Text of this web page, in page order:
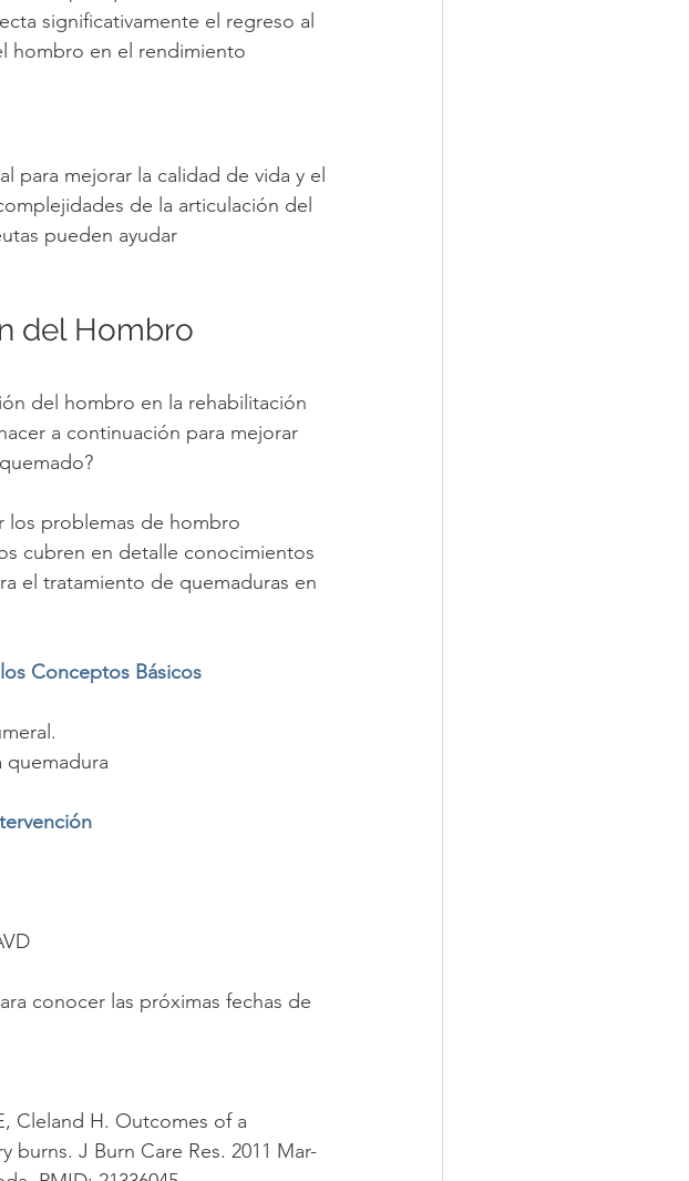
significativamente el regreso al
hombro en el rendimiento
para mejorar la calidad de vida y el
de la articulación del
pueden ayudar
del Hombro
del hombro en la rehabilitación
a continuación para mejorar
los problemas de hombro
cubren en detalle conocimientos
el tratamiento de quemaduras en
Conceptos Básicos
quemadura
conocer las próximas fechas de
Cleland H. Outcomes of a
J Burn Care Res. 2011 Mar-